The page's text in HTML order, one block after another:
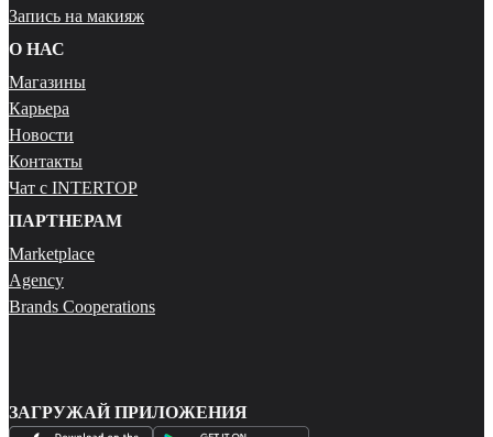
Запись на макияж
О НАС
Магазины
Карьера
Новости
Контакты
Чат с INTERTOP
ПАРТНЕРАМ
Marketplace
Agency
Brands Cooperations
ЗАГРУЖАЙ ПРИЛОЖЕНИЯ